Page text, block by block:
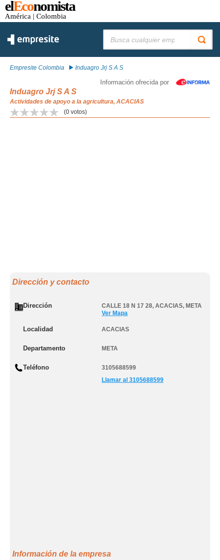
elEconomista
América | Colombia
Empresite Colombia Induagro Jrj S A S
Información ofrecida por
Induagro Jrj S A S
Actividades de apoyo a la agricultura, ACACIAS
(0 votos)
Dirección y contacto
Dirección CALLE 18 N 17 28, ACACIAS, META
Ver Mapa
Localidad ACACIAS
Departamento META
Teléfono
3105688599
Llamar al 3105688599
Información de la empresa